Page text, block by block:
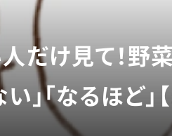
だけ見て！野
「なるほど」